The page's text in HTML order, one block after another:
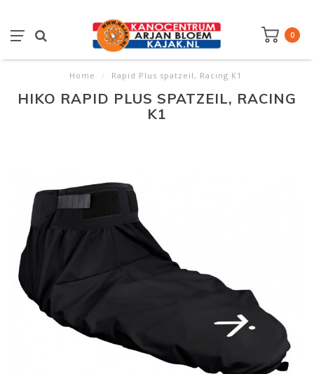
0
Home / Rapid Plus spatzeil, Racing K1
HIKO RAPID PLUS SPATZEIL, RACING
K1